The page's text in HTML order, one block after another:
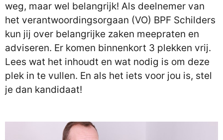
weg, maar wel belangrijk! Als deelnemer van
het verantwoordingsorgaan (VO) BPF Schilders
kun jij over belangrijke zaken meepraten en
adviseren. Er komen binnenkort 3 plekken vrij.
Lees wat het inhoudt en wat nodig is om deze
plek in te vullen. En als het iets voor jou is, stel
je dan kandidaat!